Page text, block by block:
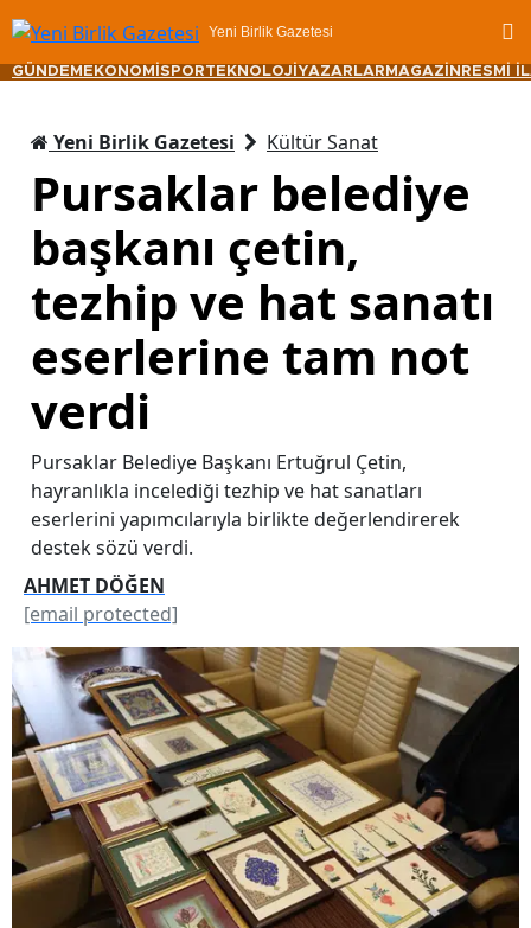
Yeni Birlik Gazetesi
GÜNDEM EKONOMİ SPORTEKNOLOJİ YAZARLAR MAGAZİN RESMİ
Yeni Birlik Gazetesi Kültür Sanat
Pursaklar belediye
başkanı çetin,
tezhip ve hat sanatı
eserlerine tam not
verdi
Pursaklar Belediye Başkanı Ertuğrul Çetin,
hayranlıkla incelediği tezhip ve hat sanatları
eserlerini yapımcılarıyla birlikte değerlendirerek
destek sözü verdi.
AHMET DÖĞEN
[email protected]